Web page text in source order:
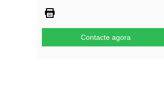
Contacte agora